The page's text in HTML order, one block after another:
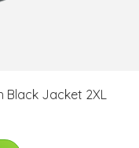
Black Jacket 2XL